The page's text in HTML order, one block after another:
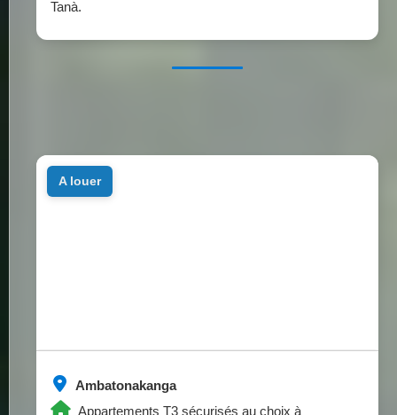
Tanà.
Ambatonakanga
Appartements T3 sécurisés au choix à
a louer